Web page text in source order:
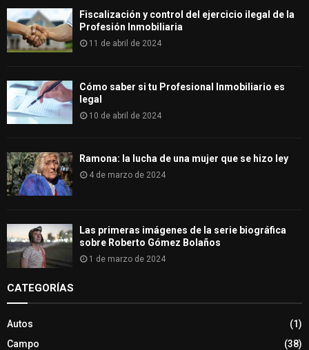
Fiscalización y control del ejercicio ilegal de la
Profesión Inmobiliaria
11 de abril de 2024
Cómo saber si tu Profesional Inmobiliario es
legal
10 de abril de 2024
Ramona: la lucha de una mujer que se hizo ley
4 de marzo de 2024
Las primeras imágenes de la serie biográfica
sobre Roberto Gómez Bolaños
1 de marzo de 2024
CATEGORÍAS
Autos
(1)
Campo
(38)